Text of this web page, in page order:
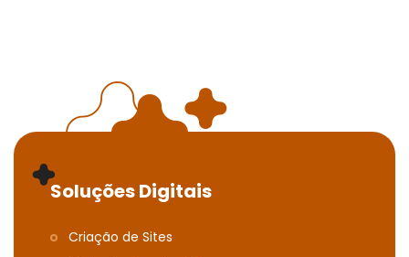
Soluções Digitais
Criação de Sites